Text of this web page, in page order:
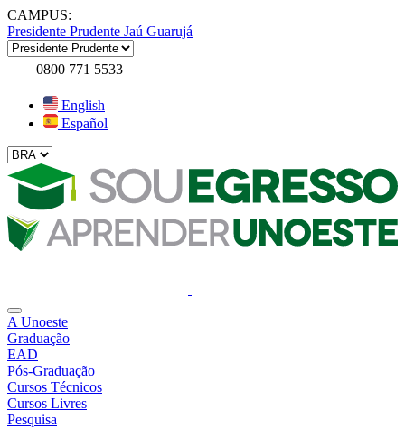
CAMPUS:
Presidente Prudente Jaú Guarujá
0800 771 5533
English
Español
A Unoeste
Graduação
EAD
Pós-Graduação
Cursos Técnicos
Cursos Livres
Pesquisa